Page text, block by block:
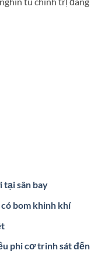
tại sân bay
bom khinh khí
phi cơ trinh sát đến